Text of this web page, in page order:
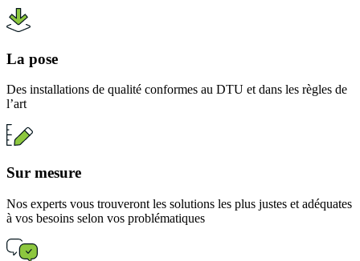
La pose
Des installations de qualité conformes au DTU et dans les règles de
l’art
Sur mesure
Nos experts vous trouveront les solutions les plus justes et adéquates
à vos besoins selon vos problématiques